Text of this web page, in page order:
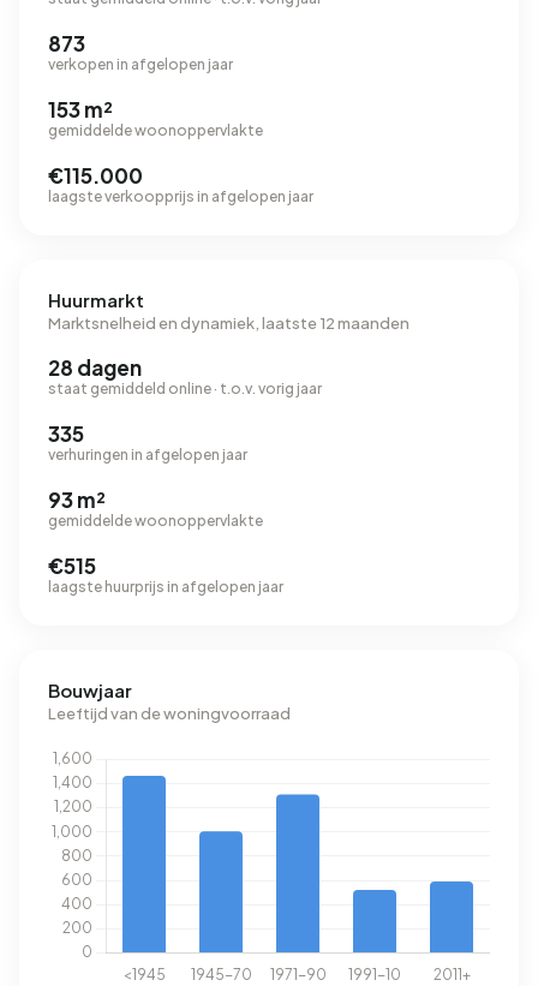
873
verkopen in afgelopen jaar
153 m²
gemiddelde woonoppervlakte
€115.000
laagste verkoopprijs in afgelopen jaar
Huurmarkt
Marktsnelheid en dynamiek, laatste 12 maanden
28 dagen
staat gemiddeld online · t.o.v. vorig jaar
335
verhuringen in afgelopen jaar
93 m²
gemiddelde woonoppervlakte
€515
laagste huurprijs in afgelopen jaar
Bouwjaar
Leeftijd van de woningvoorraad